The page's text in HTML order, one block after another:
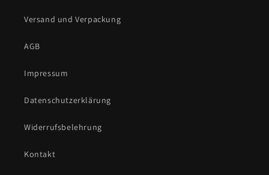
Versand und Verpackung
AGB
Impressum
Datenschutzerklärung
Widerrufsbelehrung
Kontakt